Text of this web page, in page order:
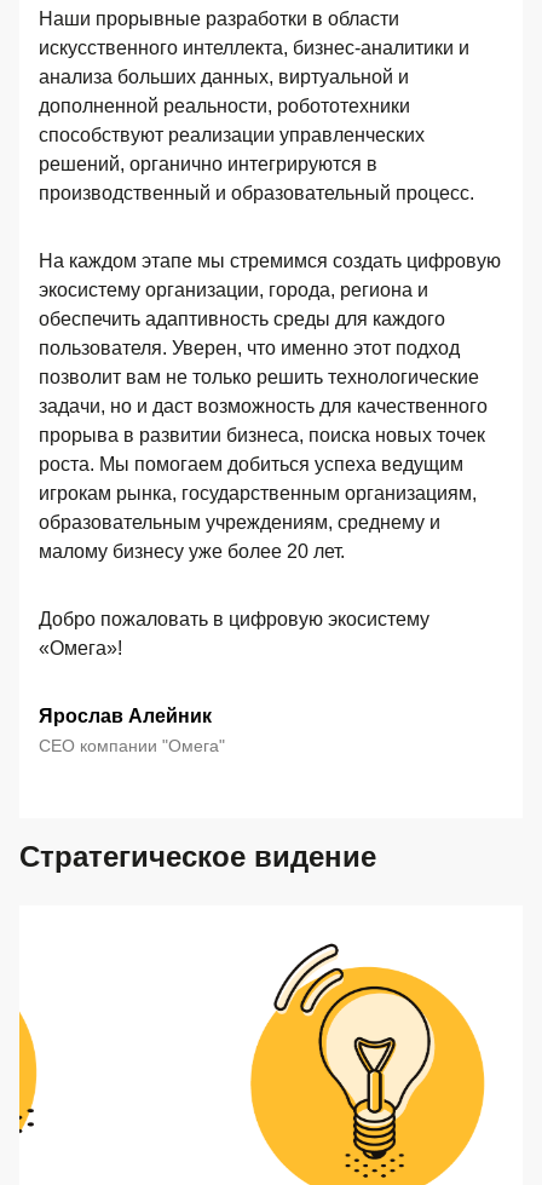
Наши прорывные разработки в области
искусственного интеллекта, бизнес-аналитики и
анализа больших данных, виртуальной и
дополненной реальности, робототехники
способствуют реализации управленческих
решений, органично интегрируются в
производственный и образовательный процесс.
На каждом этапе мы стремимся создать цифровую
экосистему организации, города, региона и
обеспечить адаптивность среды для каждого
пользователя. Уверен, что именно этот подход
позволит вам не только решить технологические
задачи, но и даст возможность для качественного
прорыва в развитии бизнеса, поиска новых точек
роста. Мы помогаем добиться успеха ведущим
игрокам рынка, государственным организациям,
образовательным учреждениям, среднему и
малому бизнесу уже более 20 лет.
Добро пожаловать в цифровую экосистему
«Омега»!
Ярослав Алейник
СЕО компании "Омега"
Стратегическое видение